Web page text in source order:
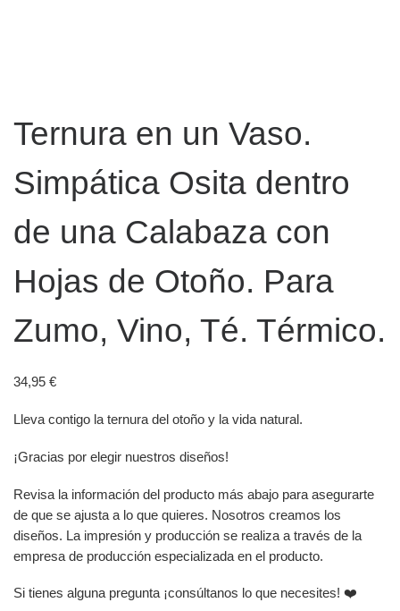
Ternura en un Vaso.
Simpática Osita dentro
de una Calabaza con
Hojas de Otoño. Para
Zumo, Vino, Té. Térmico.
34,95 €
Lleva contigo la ternura del otoño y la vida natural.
¡Gracias por elegir nuestros diseños!
Revisa la información del producto más abajo para asegurarte
de que se ajusta a lo que quieres. Nosotros creamos los
diseños. La impresión y producción se realiza a través de la
empresa de producción especializada en el producto.
Si tienes alguna pregunta ¡consúltanos lo que necesites! ❤️